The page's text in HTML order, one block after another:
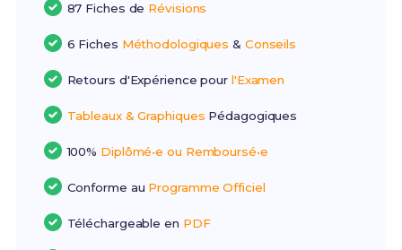
87 Fiches de Révisions
6 Fiches Méthodologiques & Conseils
Retours d'Expérience pour l'Examen
Tableaux & Graphiques Pédagogiques
100% Diplômé•e ou Remboursé•e
Conforme au Programme Officiel
Téléchargeable en PDF